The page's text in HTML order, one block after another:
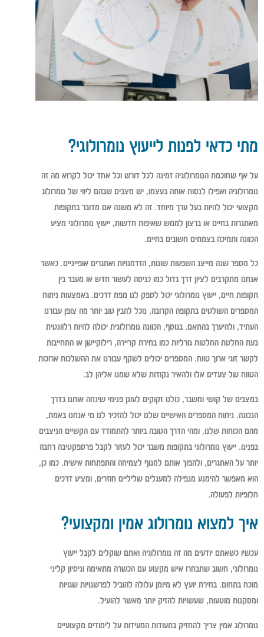
מתי כדאי לפנות לייעוץ נומרולוגי?
על אף שחוכמת הנומרולוגיה זמינה לכל דורש וכל אחד יכול לקרוא מה זה
נומרולוגיה ואפילו לנסות אותה בעצמו, יש מצבים שבהם ליווי של נומרולוג
מקצועי יכול להיות בעל ערך מיוחד. זה לא משנה אם מדובר בתקופות
מאתגרות בחיים או ברצון לממש שאיפות חדשות, ייעוץ נומרולוגי מציע
הכוונה ותמיכה בצמתים חשובים בחיים.
כל מספר שנה מייצג השפעות שונות, הזדמנויות ואתגרים אופייניים. כאשר
אנחנו מתקרבים לציון דרך גדול כמו כניסה לעשור חדש או מעבר בין
תקופות חיים, ייעוץ נומרולוגי יכול לספק לנו מפת דרכים. באמצעות ניתוח
המספרים השולטים בתקופה הקרובה, נוכל להבין טוב יותר מה צופן עבורנו
העתיד, ולהיערך בהתאם. בנוסף, הכוונה נומרולוגית יכולה להיות רלוונטית
בעת החלטת החלטות גורליות כמו בחירת קריירה, רילוקיישן או התחייבות
לקשר זוגי ארוך טווח. המספרים יכולים לשקף עבורנו את ההשלכות ארוכות
הטווח של צעדים אלו ולהאיר נקודות שלא שמנו אליהן לב.
במצבים של קושי ומשבר, כולנו זקוקים לעוגן פנימי שינחה אותנו בדרך
הנכונה. ניתוח המספרים האישיים שלנו יכול להזכיר לנו מי אנחנו באמת,
מהם הכוחות שלנו, ומהי הדרך הטובה ביותר להתמודד עם הקשיים הניצבים
בפנינו. ייעוץ נומרולוגי בתקופות משבר יכול לעזור לקבל פרספקטיבה רחבה
יותר על האתגרים, ולהפוך אותם למנוף לצמיחה והתפתחות אישית. כמו כן,
הוא מאפשר להימנע מנפילה למעגלים שליליים חוזרים, ומציע דרכים
חלופיות לפעולה.
איך למצוא נומרולוג אמין ומקצועי?
עכשיו כשאתם יודעים מה זה נומרולוגיה ואתם שוקלים לקבל ייעוץ
נומרולוגי, חשוב שתבחרו איש מקצוע עם הכשרה מתאימה וניסיון קליני
מוכח בתחום. בחירת יועץ לא מיומן עלולה להוביל לפרשנויות שגויות
ומסקנות מוטעות, שעשויות להזיק יותר מאשר להועיל.
נומרולוג אמין צריך להחזיק בתעודות המעידות על לימודים מקצועיים